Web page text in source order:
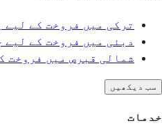
ترکی میں فروخت کے لیے
دبئی میں فروخت کے لیے
شمالی قبرص میں فروخت
سب دیکھیں
خدمات